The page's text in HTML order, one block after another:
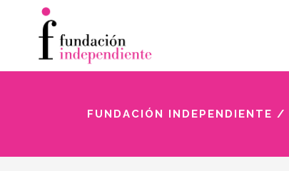
FUNDACIÓN INDEPENDIENTE /